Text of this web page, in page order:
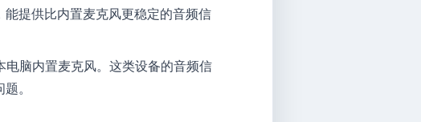
提供比内置麦克风更稳定的音频信
脑内置麦克风。这类设备的音频信
。